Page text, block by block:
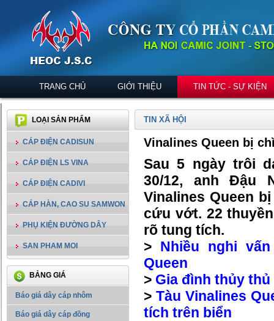
TRANG CHỦ GIỚI THIỆU TIN TỨC - SỰ KIỆN
LOẠI SẢN PHẨM
CÁP ĐIỆN CADISUN
CÁP ĐIỆN LS VINA
CÁP ĐIỆN CADIVI
CÁP HÀN, CAO SU SAMWON
PHỤ KIỆN ĐƯỜNG DÂY
SAN PHAM MOI
BẢNG GIÁ
Báo giá dây cáp nhôm
Báo giá dây cáp đồng
TIN XÃ HỘI
Vinalines Queen bị
Sau 5 ngày trôi
30/12, anh Đậu
Vinalines Queen
cứu vớt. 22
rõ tung tích.
> Nhiều nghi
Queen
> Gia đình thủy
>Tàu Vinalines
tích trên biển